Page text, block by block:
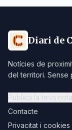
Diari de
Notícies de
del territori. Sense
Publica la teva
Contacte
Privacitat i cookies